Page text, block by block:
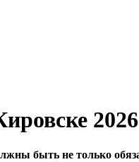
2026
быть не только